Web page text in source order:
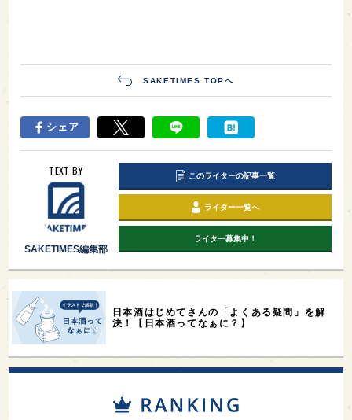
SAKETIMES TOPへ
シェア
TEXT BY
SAKETIMES編集部
このライターの記事一覧
ライター一覧へ
ライター募集中！
日本酒はじめてさんの「よくある疑問」を解
決！【日本酒ってなぁに？】